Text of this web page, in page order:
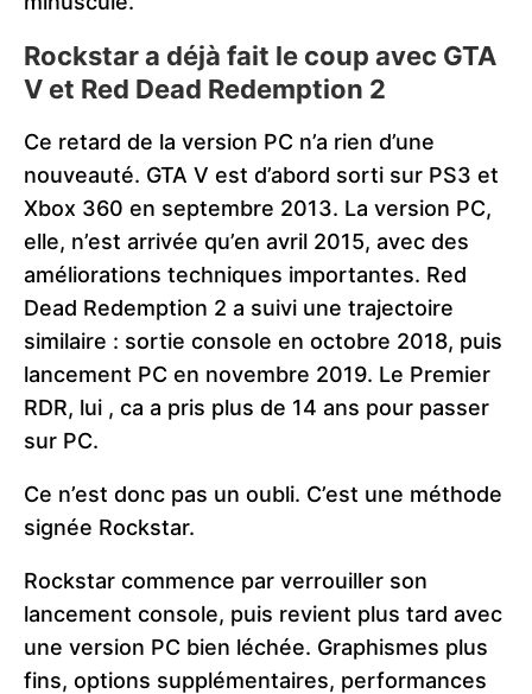
Rockstar a déjà fait le coup avec GTA
V et Red Dead Redemption 2
Ce retard de la version PC n’a rien d’une
nouveauté. GTA V est d’abord sorti sur PS3 et
Xbox 360 en septembre 2013. La version PC,
elle, n’est arrivée qu’en avril 2015, avec des
améliorations techniques importantes. Red
Dead Redemption 2 a suivi une trajectoire
similaire : sortie console en octobre 2018, puis
lancement PC en novembre 2019. Le Premier
RDR, lui , ca a pris plus de 14 ans pour passer
sur PC.
Ce n’est donc pas un oubli. C’est une méthode
signée Rockstar.
Rockstar commence par verrouiller son
lancement console, puis revient plus tard avec
une version PC bien léchée. Graphismes plus
fins, options supplémentaires, performances